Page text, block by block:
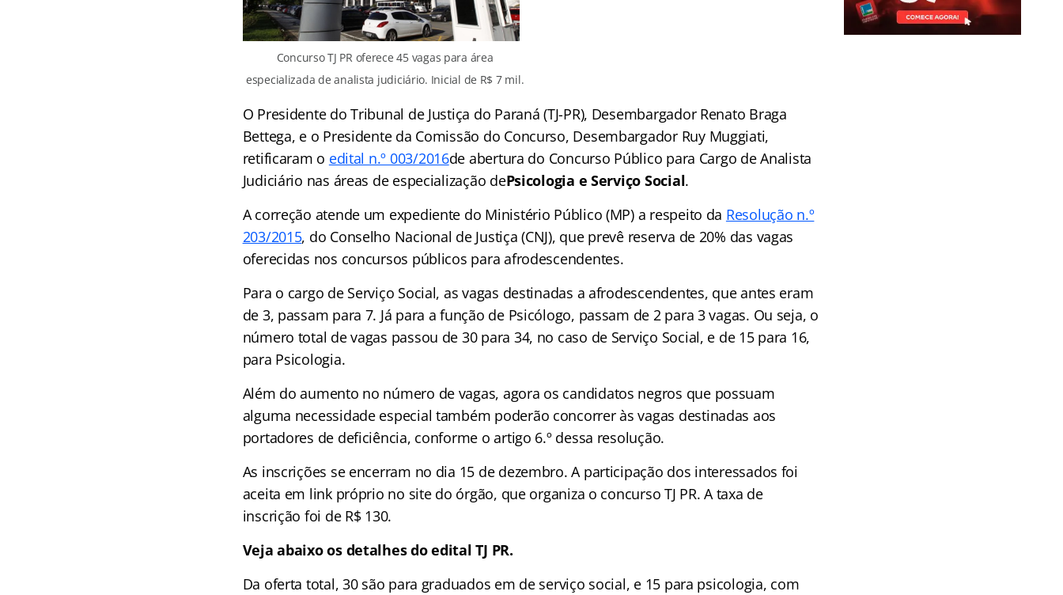
Concurso TJ PR oferece 45 vagas para área
especializada de analista judiciário. Inicial de R$ 7 mil.
O Presidente do Tribunal de Justiça do Paraná (TJ-PR), Desembargador Renato Braga
Bettega, e o Presidente da Comissão do Concurso, Desembargador Ruy Muggiati,
retificaram o edital n.º 003/2016de abertura do Concurso Público para Cargo de Analista
Judiciário nas áreas de especialização dePsicologia e Serviço Social.
A correção atende um expediente do Ministério Público (MP) a respeito da Resolução n.º
203/2015, do Conselho Nacional de Justiça (CNJ), que prevê reserva de 20% das vagas
oferecidas nos concursos públicos para afrodescendentes.
Para o cargo de Serviço Social, as vagas destinadas a afrodescendentes, que antes eram
de 3, passam para 7. Já para a função de Psicólogo, passam de 2 para 3 vagas. Ou seja, o
número total de vagas passou de 30 para 34, no caso de Serviço Social, e de 15 para 16,
para Psicologia.
Além do aumento no número de vagas, agora os candidatos negros que possuam
alguma necessidade especial também poderão concorrer às vagas destinadas aos
portadores de deficiência, conforme o artigo 6.º dessa resolução.
As inscrições se encerram no dia 15 de dezembro. A participação dos interessados foi
aceita em link próprio no site do órgão, que organiza o concurso TJ PR. A taxa de
inscrição foi de R$ 130.
Veja abaixo os detalhes do edital TJ PR.
Da oferta total, 30 são para graduados em de serviço social, e 15 para psicologia, com